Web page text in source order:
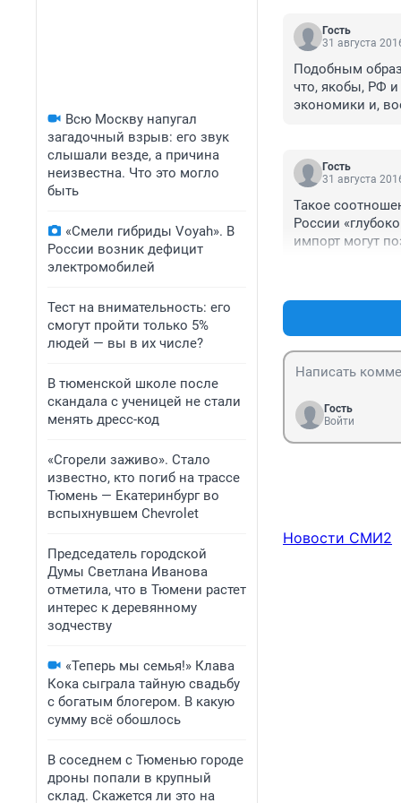
Всю Москву напугал
загадочный взрыв: его звук
слышали везде, а причина
неизвестна. Что это могло
быть
«Смели гибриды Voyah». В
России возник дефицит
электромобилей
Тест на внимательность: его
смогут пройти только 5%
людей — вы в их числе?
В тюменской школе после
скандала с ученицей не стали
менять дресс-код
«Сгорели заживо». Стало
известно, кто погиб на трассе
Тюмень — Екатеринбург во
вспыхнувшем Chevrolet
Председатель городской
Думы Светлана Иванова
отметила, что в Тюмени растет
интерес к деревянному
зодчеству
«Теперь мы семья!» Клава
Кока сыграла тайную свадьбу
с богатым блогером. В какую
сумму всё обошлось
В соседнем с Тюменью городе
дроны попали в крупный
склад. Скажется ли это на
Гость
31 августа
Подобным
что, якобы, РФ и
экономики и,
счёт усиления
выдающийся
импорта в
Фактически
имп.
репарационной
Гость
31 августа
Такое
России
импорт могут
мафиозной
состоит в том,
запросов
импорт не
Разумеется,
«ненужности»
является
Гость
Войти
Новости СМИ2